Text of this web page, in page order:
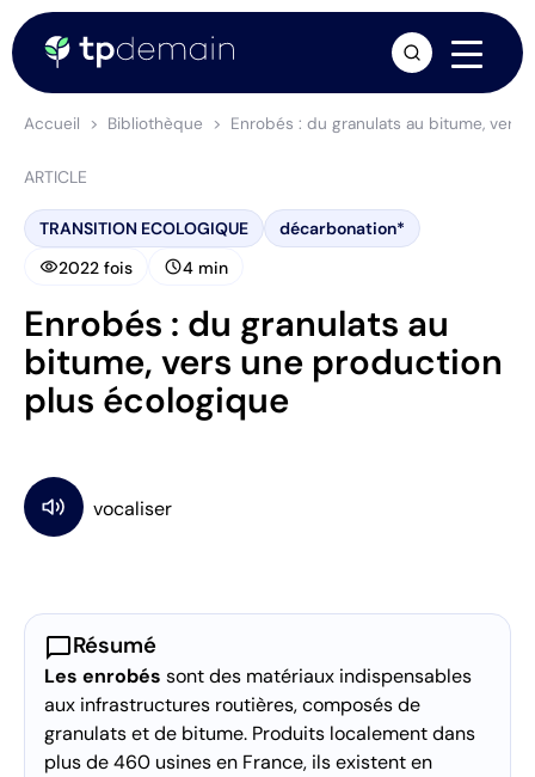
Accueil Bibliothèque Enrobés : du granulats au bitume,
ARTICLE
TRANSITION ECOLOGIQUE décarbonation*
visibility2022 fois schedule4 min
Enrobés : du granulats au
bitume, vers une production
plus écologique
chat_bubbleRésumé
Les enrobés sont des matériaux indispensables
aux infrastructures routières, composés de
granulats et de bitume. Produits localement dans
plus de 460 usines en France, ils existent en
arrow_forward